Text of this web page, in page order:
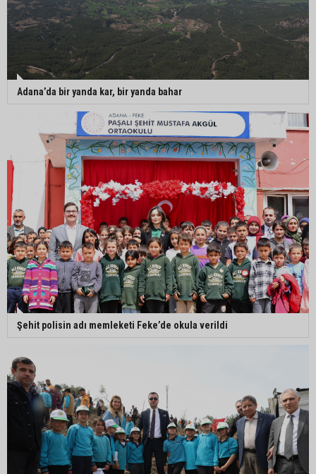
Adana’da bir yanda kar, bir yanda bahar
Şehit polisin adı memleketi Feke’de okula verildi